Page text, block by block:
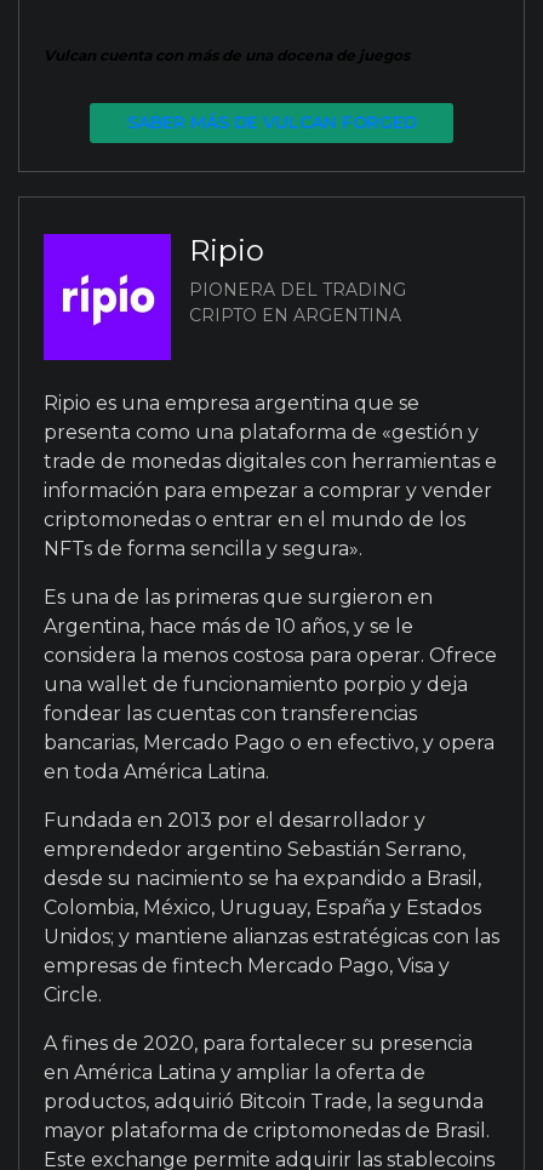
Vulcan cuenta con más de una docena de juegos
SABER MÁS DE VULCAN FORGED
Ripio
PIONERA DEL TRADING
CRIPTO EN ARGENTINA
Ripio es una empresa argentina que se
presenta como una plataforma de «gestión y
trade de monedas digitales con herramientas e
información para empezar a comprar y vender
criptomonedas o entrar en el mundo de los
NFTs de forma sencilla y segura».
Es una de las primeras que surgieron en
Argentina, hace más de 10 años, y se le
considera la menos costosa para operar. Ofrece
una wallet de funcionamiento porpio y deja
fondear las cuentas con transferencias
bancarias, Mercado Pago o en efectivo, y opera
en toda América Latina.
Fundada en 2013 por el desarrollador y
emprendedor argentino Sebastián Serrano,
desde su nacimiento se ha expandido a Brasil,
Colombia, México, Uruguay, España y Estados
Unidos; y mantiene alianzas estratégicas con las
empresas de fintech Mercado Pago, Visa y
Circle.
A fines de 2020, para fortalecer su presencia
en América Latina y ampliar la oferta de
productos, adquirió Bitcoin Trade, la segunda
mayor plataforma de criptomonedas de Brasil.
Este exchange permite adquirir las stablecoins